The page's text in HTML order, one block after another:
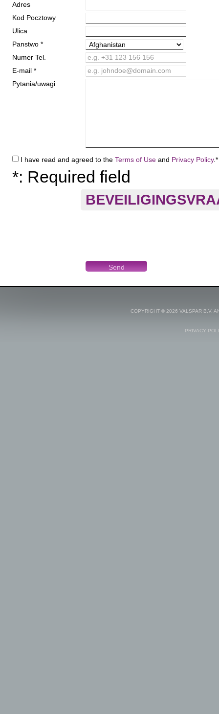
Adres
Kod Pocztowy
Ulica
Panstwo *
Numer Tel.
e.g. +31 123 156 156
E-mail *
e.g. johndoe@domain.com
Pytania/uwagi
I have read and agreed to the Terms of Use and Privacy Policy.*
*: Required field
COPYRIGHT © 2026 VALSPAR B.V.
PRIVACY